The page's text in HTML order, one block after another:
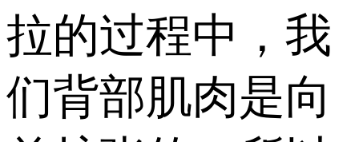
拉的过程中，我
们背部肌肉是向